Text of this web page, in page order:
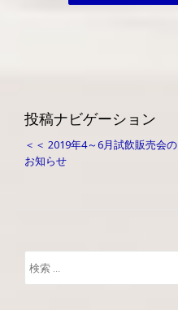
投稿ナビゲーション
＜＜ 2019年4～6月試飲販売会の
お知らせ